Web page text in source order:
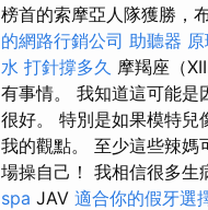
榜首的索摩亞人隊獲勝，
的網路行銷公司 助聽器 原
水 打針撐多久 摩羯座（
有事情。 我知道這可能是
很好。 特別是如果模特兒
我的觀點。 至少這些辣媽
場操自己！ 我相信很多生
spa JAV 適合你的假牙選